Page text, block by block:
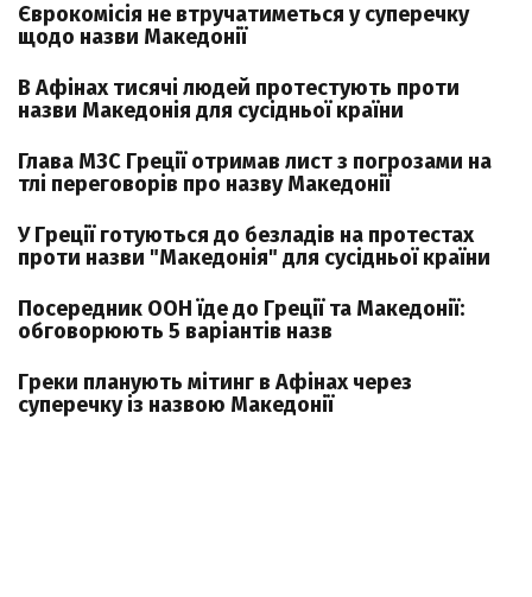
Єврокомісія не втручатиметься у суперечку
щодо назви Македонії
В Афінах тисячі людей протестують проти
назви Македонія для сусідньої країни
Глава МЗС Греції отримав лист з погрозами на
тлі переговорів про назву Македонії
У Греції готуються до безладів на протестах
проти назви "Македонія" для сусідньої країни
Посередник ООН їде до Греції та Македонії:
обговорюють 5 варіантів назв
Греки планують мітинг в Афінах через
суперечку із назвою Македонії